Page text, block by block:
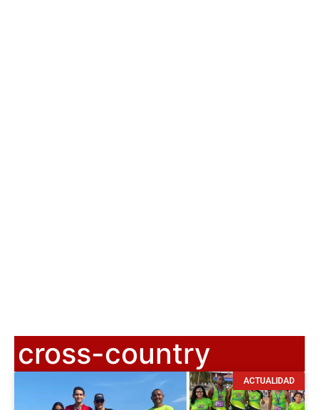
cross-country
ACTUALIDAD